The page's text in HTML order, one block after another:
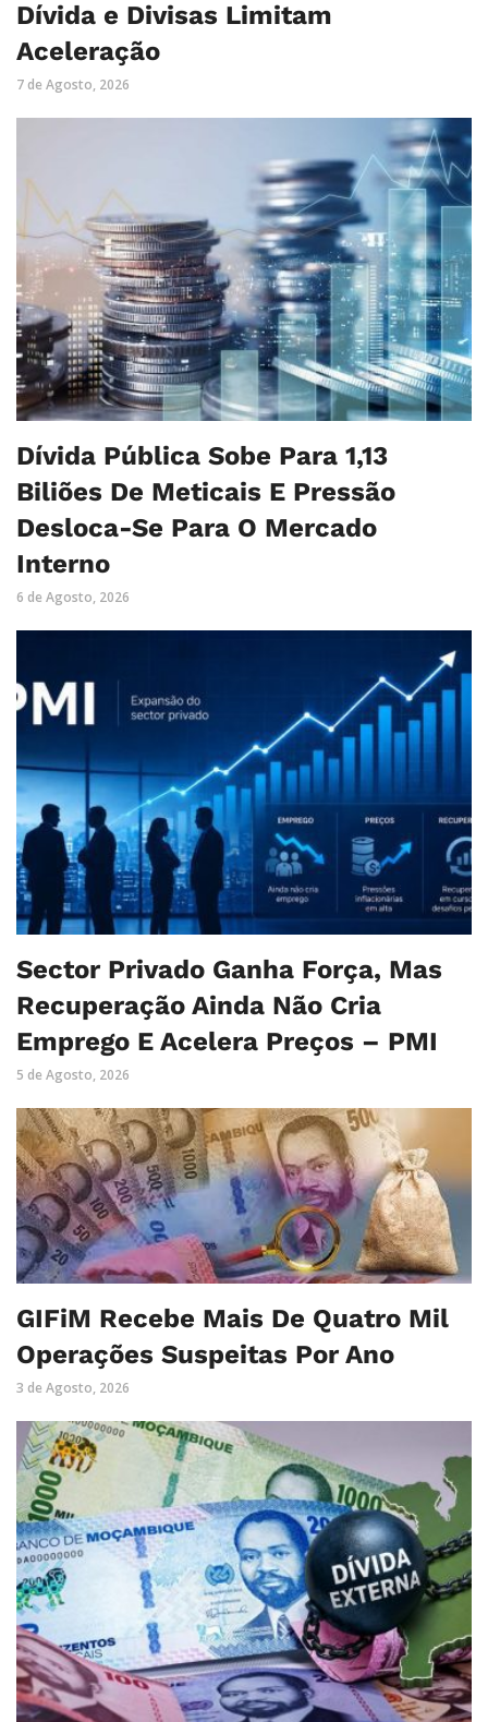
Dívida e Divisas Limitam
Aceleração
7 de Agosto, 2026
Dívida Pública Sobe Para 1,13
Biliões De Meticais E Pressão
Desloca-Se Para O Mercado
Interno
6 de Agosto, 2026
Sector Privado Ganha Força, Mas
Recuperação Ainda Não Cria
Emprego E Acelera Preços – PMI
5 de Agosto, 2026
GIFiM Recebe Mais De Quatro Mil
Operações Suspeitas Por Ano
3 de Agosto, 2026